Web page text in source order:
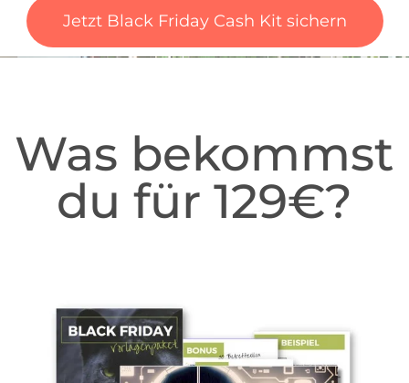
Jetzt Black Friday Cash Kit sichern
Was bekommst
du für 129€?